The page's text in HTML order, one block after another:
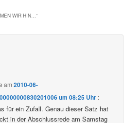
WIR HIN…“
am2010-06-
um 08:25 Uhr :
für ein Zufall. Genau dieser Satz hat
in der Abschlussrede am Samstag